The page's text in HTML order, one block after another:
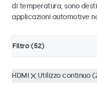
di temperatura, sono
applicazioni automotive
Filtro (52)
HDMI Utilizzo continuo